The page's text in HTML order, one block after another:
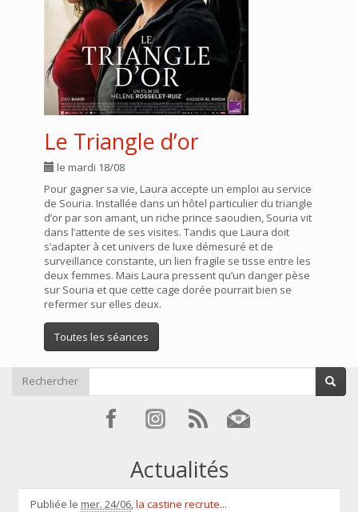
Le Triangle d’or
le mardi 18/08
Pour gagner sa vie, Laura accepte un emploi au service
de Souria. Installée dans un hôtel particulier du triangle
d’or par son amant, un riche prince saoudien, Souria vit
dans l’attente de ses visites. Tandis que Laura doit
s’adapter à cet univers de luxe démesuré et de
surveillance constante, un lien fragile se tisse entre les
deux femmes. Mais Laura pressent qu’un danger pèse
sur Souria et que cette cage dorée pourrait bien se
refermer sur elles deux.
Toutes les séances
Rechercher
Actualités
Publiée le mer. 24/06,la castine recrute...